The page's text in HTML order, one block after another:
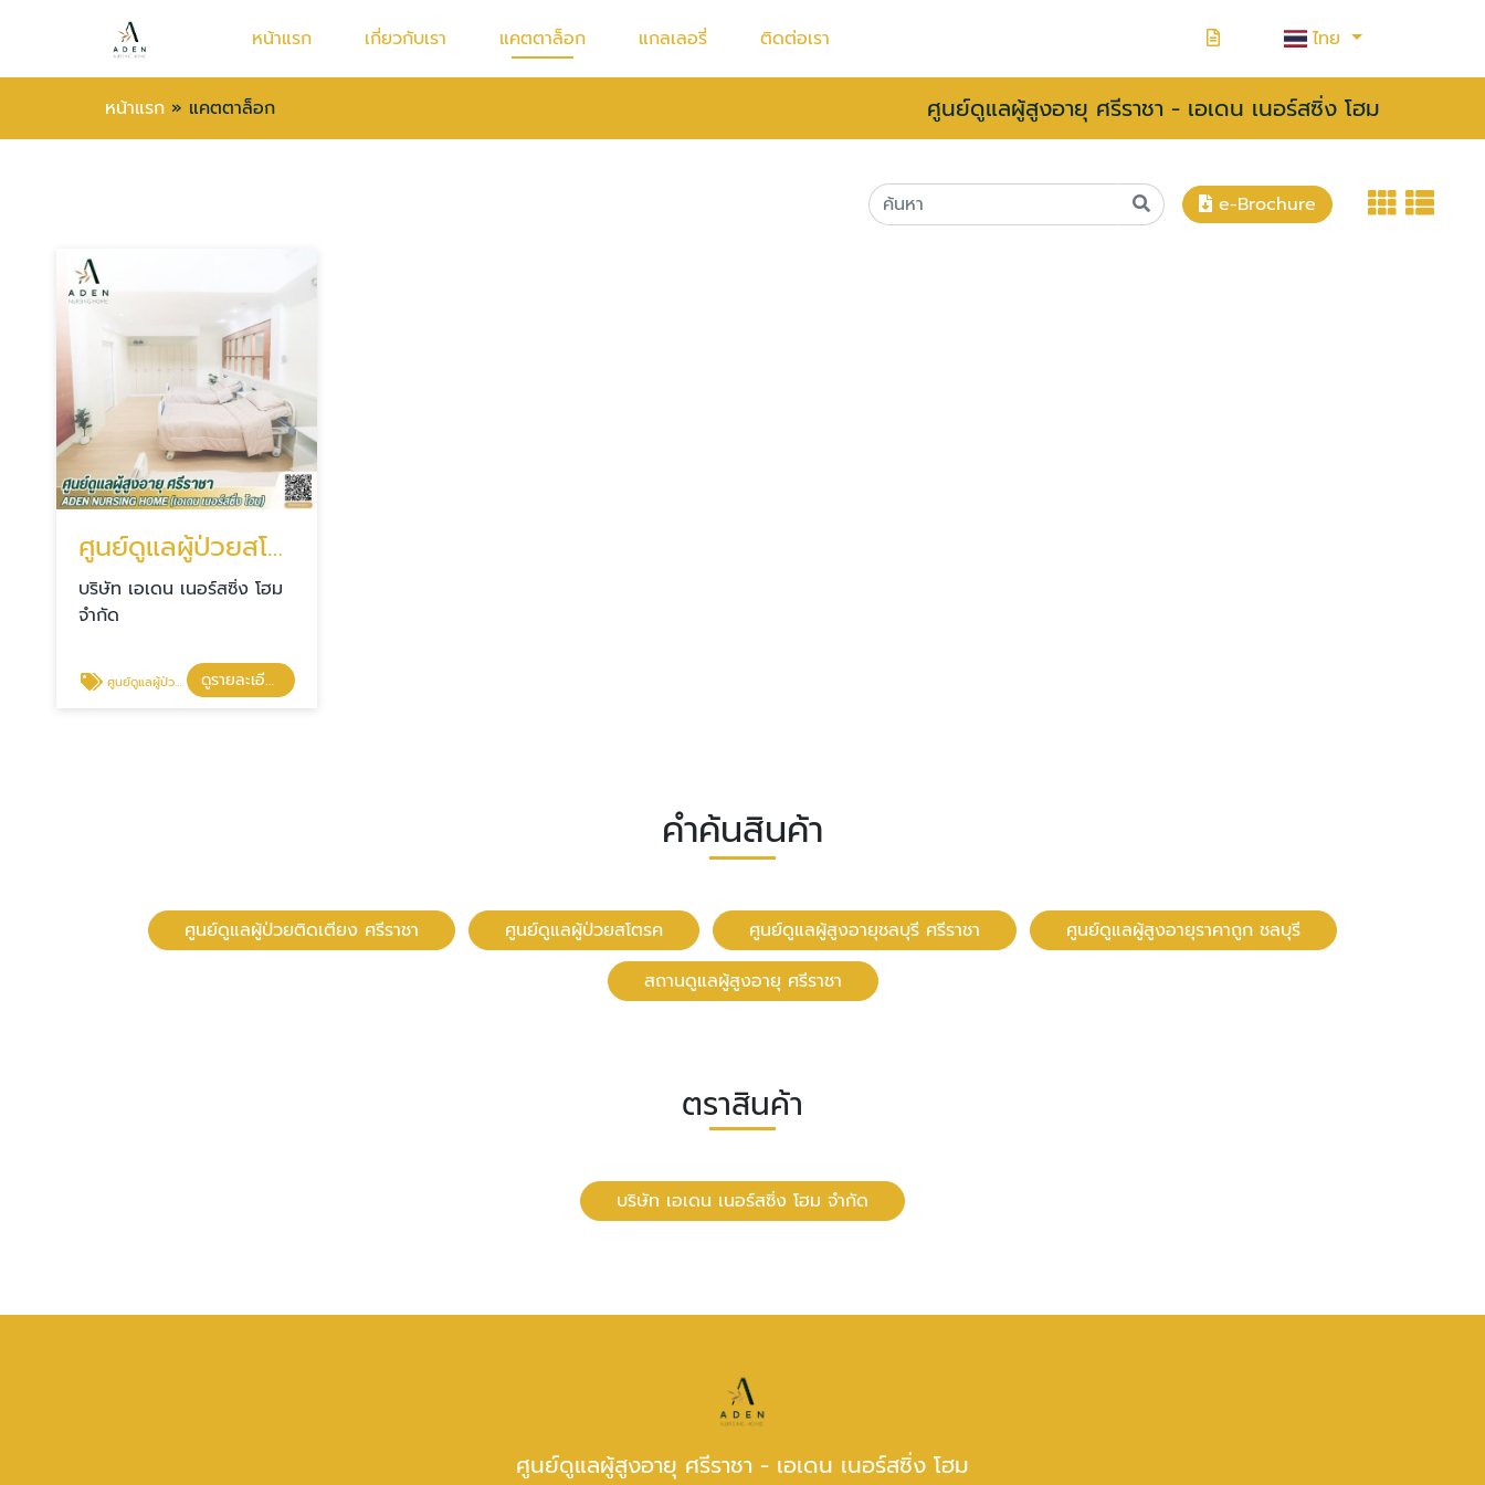
หน้าแรก เกี่ยวกับเรา แคตตาล็อก แกลเลอรี่ ติดต่อเรา ไทย
หน้าแรก » แคตตาล็อก ศูนย์ดูแลผู้สูงอายุ ศรีราชา - เอเดน เนอร์สซิ่ง โฮม
e-Brochure
ศูนย์ดูแลผู้ป่วยสโตรค ศรีราชา
บริษัท เอเดน เนอร์สซิ่ง โฮม
จำกัด
ศูนย์ดูแลผู้ป่วยสโตรค ดูรายละเอียด
คำค้นสินค้า
ศูนย์ดูแลผู้ป่วยติดเตียง ศรีราชา ศูนย์ดูแลผู้ป่วยสโตรค ศูนย์ดูแลผู้สูงอายุชลบุรี ศรีราชา
ศูนย์ดูแลผู้สูงอายุราคาถูก ชลบุรี
สถานดูแลผู้สูงอายุ ศรีราชา
ตราสินค้า
บริษัท เอเดน เนอร์สซิ่ง โฮม จำกัด
ศูนย์ดูแลผู้สูงอายุ ศรีราชา - เอเดน เนอร์สซิ่ง โฮม